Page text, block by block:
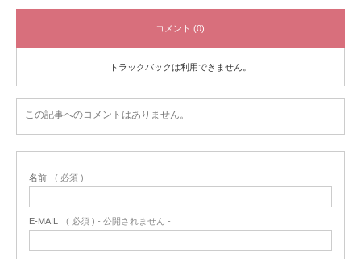
コメント (0)
トラックバックは利用できません。
この記事へのコメントはありません。
名前 ( 必須 )
E-MAIL ( 必須 ) - 公開されません -